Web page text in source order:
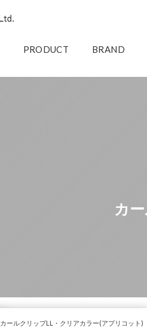
PRODUCT BRAND
カ
カールクリップLL・クリアカラー(アプリコット)